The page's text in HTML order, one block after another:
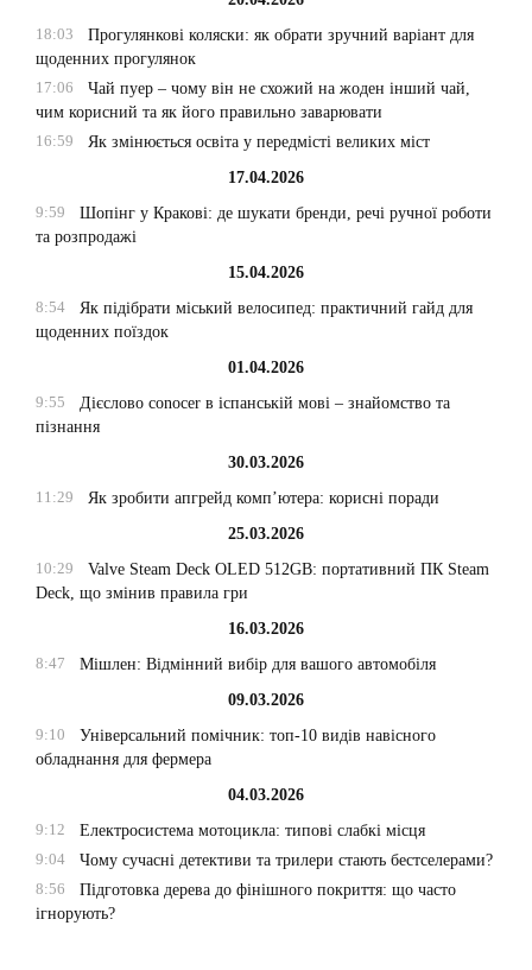
18:03
Прогулянкові коляски: як обрати зручний варіант для
щоденних прогулянок
17:06
Чай пуер – чому він не схожий на жоден інший чай,
чим корисний та як його правильно заварювати
16:59
Як змінюється освіта у передмісті великих міст
17.04.2026
9:59
Шопінг у Кракові: де шукати бренди, речі ручної роботи
та розпродажі
15.04.2026
8:54
Як підібрати міський велосипед: практичний гайд для
щоденних поїздок
01.04.2026
9:55
Дієслово conocer в іспанській мові – знайомство та
пізнання
30.03.2026
11:29
Як зробити апгрейд комп’ютера: корисні поради
25.03.2026
10:29
Valve Steam Deck OLED 512GB: портативний ПК Steam
Deck, що змінив правила гри
16.03.2026
8:47
Мішлен: Відмінний вибір для вашого автомобіля
09.03.2026
9:10
Універсальний помічник: топ-10 видів навісного
обладнання для фермера
04.03.2026
9:12
Електросистема мотоцикла: типові слабкі місця
9:04
Чому сучасні детективи та трилери стають бестселерами?
8:56
Підготовка дерева до фінішного покриття: що часто
ігнорують?